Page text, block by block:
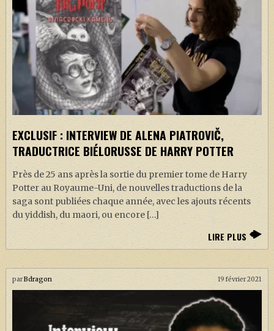
EXCLUSIF : INTERVIEW DE ALENA PIATROVIČ,
TRADUCTRICE BIÉLORUSSE DE HARRY POTTER
Près de 25 ans après la sortie du premier tome de Harry
Potter au Royaume-Uni, de nouvelles traductions de la
saga sont publiées chaque année, avec les ajouts récents
du yiddish, du maori, ou encore […]
LIRE PLUS
parBdragon 19 février 2021